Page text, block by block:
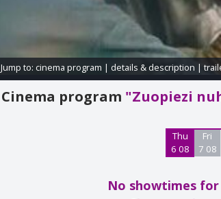
Jump to: cinema program | details & description |
Cinema program "Zuopiezi
Thu
6 08
Fri
7 08
No showtimes